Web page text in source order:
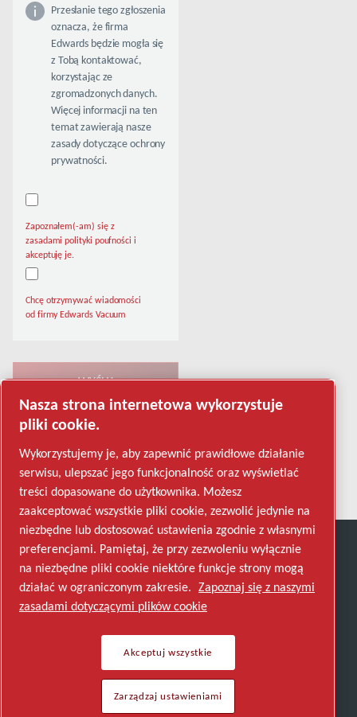
Przesłanie tego zgłoszenia
oznacza, że firma
Edwards będzie mogła się
z Tobą kontaktować,
korzystając ze
zgromadzonych danych.
Więcej informacji na ten
temat zawierają nasze
zasady dotyczące ochrony
prywatności.
Zapoznałem(-am) się z
zasadami polityki poufności i
akceptuję je.
Chcę otrzymywać wiadomości
od firmy Edwards Vacuum
Weryfikacja antybotowa
Kliknij, aby rozpocząć weryfikację
Friendly Captcha ⇗
Odkryj, w jaki sposób Grupa Atlas Copco tworzy
technologię, która zmienia przyszłość.
Odwiedź stronę internetową Grupy Atlas Copco
Część grupy Atlas Copco
Zarządzaj ustawieniami
© 2026 Copyright. All rights reserved.
Nasza strona internetowa wykorzystuje
pliki cookie.
Wykorzystujemy je, aby zapewnić prawidłowe działanie
serwisu, ulepszać jego funkcjonalność oraz wyświetlać
treści dopasowane do użytkownika. Możesz
zaakceptować wszystkie pliki cookie, zezwolić jedynie na
niezbędne lub dostosować ustawienia zgodnie z własnymi
preferencjami. Pamiętaj, że przy zezwoleniu wyłącznie
na niezbędne pliki cookie niektóre funkcje strony mogą
działać w ograniczonym zakresie. Zapoznaj się z naszymi
zasadami dotyczącymi plików cookie
Akceptuj wszystkie
Zarządzaj ustawieniami